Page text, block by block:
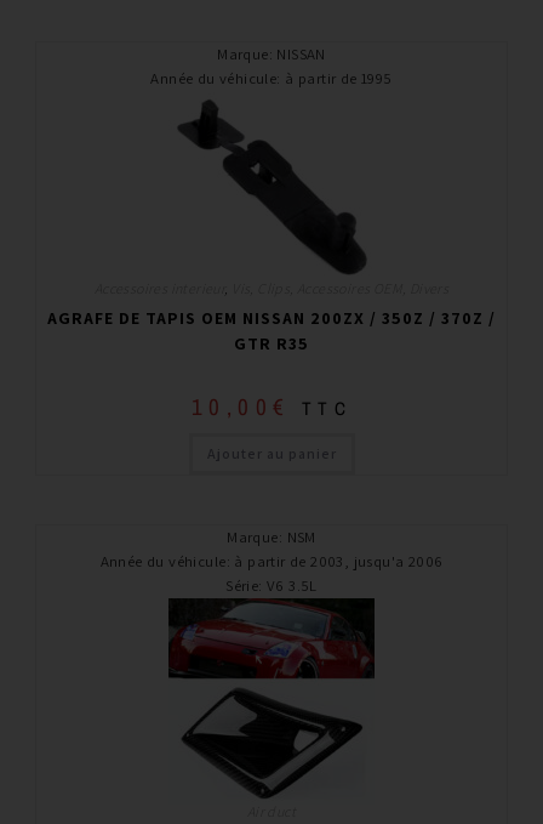
Marque: NISSAN
Année du véhicule: à partir de 1995
,
AGRAFE DE TAPIS OEM NISSAN 200ZX / 350Z / 370Z /
GTR R35
10,00 € TTC
Ajouter au panier
Marque: NSM
Année du véhicule: à partir de 2003, jusqu'a 2006
Série: V6 3.5L